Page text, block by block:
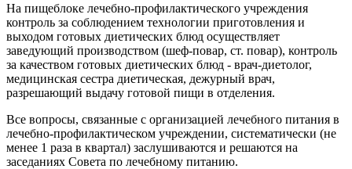
На пищеблоке лечебно-профилактического учреждения
контроль за соблюдением технологии приготовления и
выходом готовых диетических блюд осуществляет
заведующий производством (шеф-повар, ст. повар), контроль
за качеством готовых диетических блюд - врач-диетолог,
медицинская сестра диетическая, дежурный врач,
разрешающий выдачу готовой пищи в отделения.
Все вопросы, связанные с организацией лечебного питания в
лечебно-профилактическом учреждении, систематически (не
менее 1 раза в квартал) заслушиваются и решаются на
заседаниях Совета по лечебному питанию.